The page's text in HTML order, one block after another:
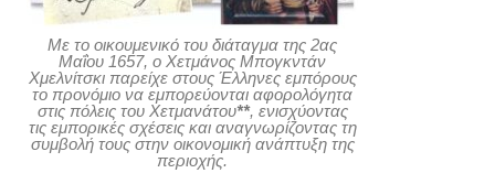
Με το οικουμενικό του διάταγμα της 2ας
Μαΐου 1657, ο Χετμάνος Μπογκντάν
Χμελνίτσκι παρείχε στους Έλληνες εμπόρους
το προνόμιο να εμπορεύονται αφορολόγητα
στις πόλεις του Χετμανάτου**, ενισχύοντας
τις εμπορικές σχέσεις και αναγνωρίζοντας τη
συμβολή τους στην οικονομική ανάπτυξη της
περιοχής.